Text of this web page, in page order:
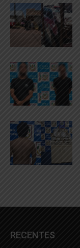
RECENTES